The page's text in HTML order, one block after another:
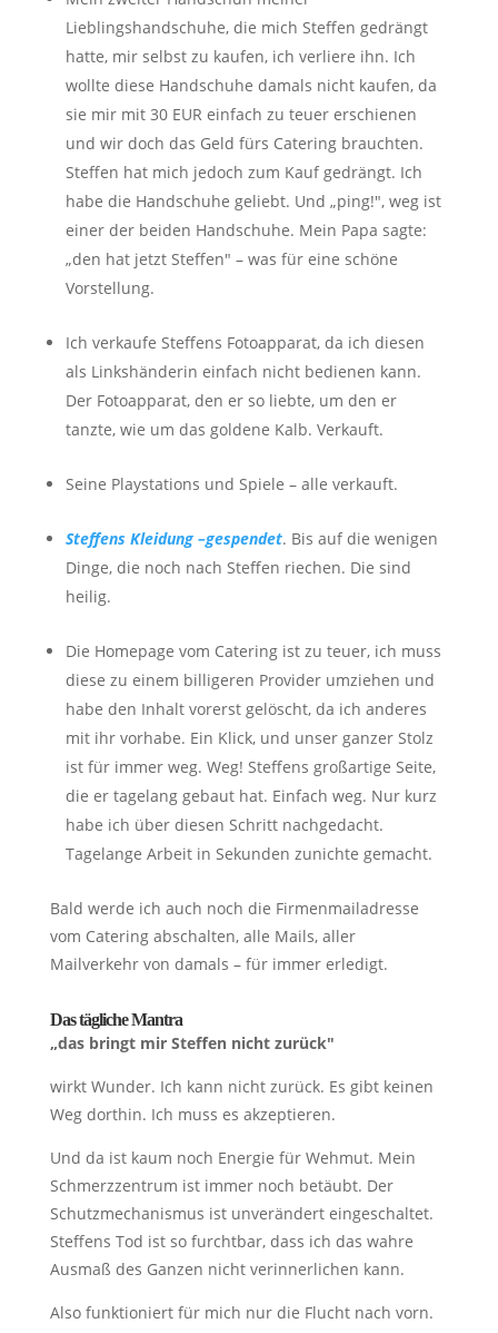
Lieblingshandschuhe, die mich Steffen gedrängt
hatte, mir selbst zu kaufen, ich verliere ihn. Ich
wollte diese Handschuhe damals nicht kaufen, da
sie mir mit 30 EUR einfach zu teuer erschienen
und wir doch das Geld fürs Catering brauchten.
Steffen hat mich jedoch zum Kauf gedrängt. Ich
habe die Handschuhe geliebt. Und „ping!", weg ist
einer der beiden Handschuhe. Mein Papa sagte:
„den hat jetzt Steffen" – was für eine schöne
Vorstellung.
Ich verkaufe Steffens Fotoapparat, da ich diesen
als Linkshänderin einfach nicht bedienen kann.
Der Fotoapparat, den er so liebte, um den er
tanzte, wie um das goldene Kalb. Verkauft.
Seine Playstations und Spiele – alle verkauft.
Steffens Kleidung –gespendet. Bis auf die wenigen
Dinge, die noch nach Steffen riechen. Die sind
heilig.
Die Homepage vom Catering ist zu teuer, ich muss
diese zu einem billigeren Provider umziehen und
habe den Inhalt vorerst gelöscht, da ich anderes
mit ihr vorhabe. Ein Klick, und unser ganzer Stolz
ist für immer weg. Weg! Steffens großartige Seite,
die er tagelang gebaut hat. Einfach weg. Nur kurz
habe ich über diesen Schritt nachgedacht.
Tagelange Arbeit in Sekunden zunichte gemacht.
Bald werde ich auch noch die Firmenmailadresse
vom Catering abschalten, alle Mails, aller
Mailverkehr von damals – für immer erledigt.
Das tägliche Mantra
„das bringt mir Steffen nicht zurück"
wirkt Wunder. Ich kann nicht zurück. Es gibt keinen
Weg dorthin. Ich muss es akzeptieren.
Und da ist kaum noch Energie für Wehmut. Mein
Schmerzzentrum ist immer noch betäubt. Der
Schutzmechanismus ist unverändert eingeschaltet.
Steffens Tod ist so furchtbar, dass ich das wahre
Ausmaß des Ganzen nicht verinnerlichen kann.
Also funktioniert für mich nur die Flucht nach vorn.